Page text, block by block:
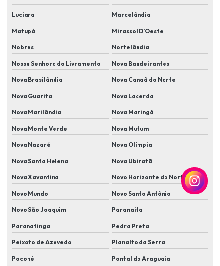
Instalação elétrica alarme residencial
Instalação de proteção perimetral
Instalação de segurança eletrônica cftv
Instalação de sensores de abertura de portas e janelas
Instalação de sensores antiesmagamento em portões automáticos
Instalação de sensores de movimento
Instalação de sensores de presença e iluminação automatizada
Instalação de sistema de alarme
Instalação de sistema de cameras de segurança
Instalação de sistema de monitoramento
Instalação de sistema de segurança residencial completo
Luciara Marcelândia
Matupá Mirassol D’Oeste
Nobres Nortelândia
Nossa Senhora do Livramento Nova Bandeirantes
Nova Brasilândia Nova Canaã do Norte
Nova Guarita Nova Lacerda
Nova Marilândia Nova Maringá
Nova Monte Verde Nova Mutum
Nova Nazaré Nova Olímpia
Nova Santa Helena Nova Ubiratã
Nova Xavantina Novo Horizonte do Norte
Novo Mundo Novo Santo Antônio
Novo São Joaquim Paranaita
Paranatinga Pedra Preta
Peixoto de Azevedo Planalto da Serra
Poconé Pontal do Araguaia